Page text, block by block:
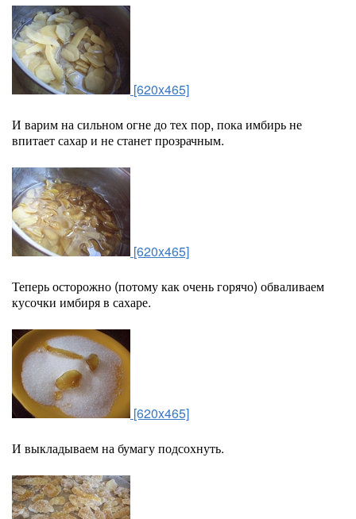
[620x465]
И варим на сильном огне до тех пор, пока имбирь не
впитает сахар и не станет прозрачным.
[620x465]
Теперь осторожно (потому как очень горячо) обваливаем
кусочки имбиря в сахаре.
[620x465]
И выкладываем на бумагу подсохнуть.